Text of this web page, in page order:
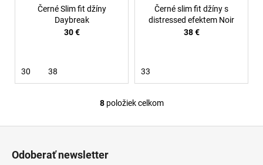
Černé Slim fit džíny
Daybreak
30 €
30 38
Černé slim fit džíny s
distressed efektem Noir
38 €
33
O
8položiek celkom
Odoberať newsletter